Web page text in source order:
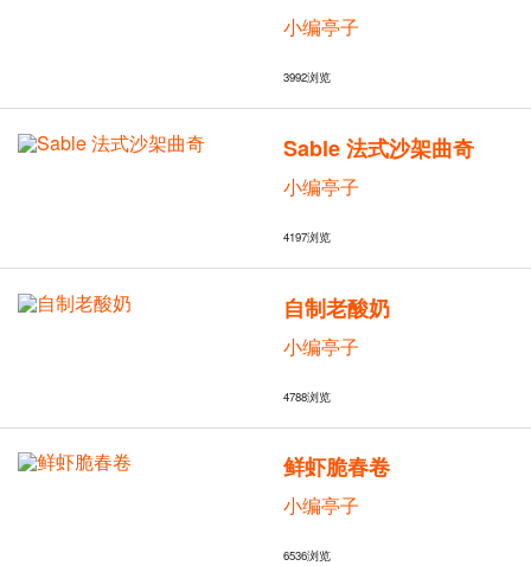
小编亭子
3992浏览
Sable 法式沙架曲奇
小编亭子
4197浏览
自制老酸奶
小编亭子
4788浏览
鲜虾脆春卷
小编亭子
6536浏览